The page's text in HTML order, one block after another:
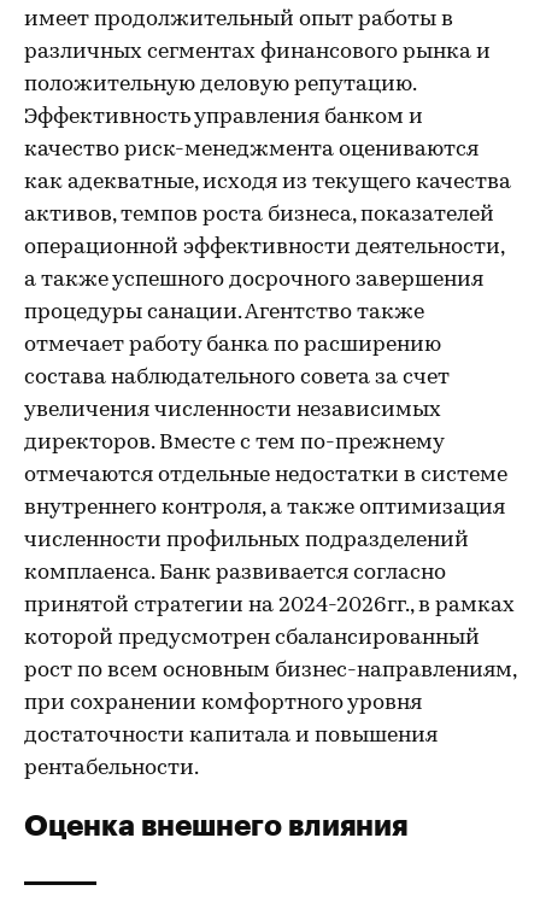
имеет продолжительный опыт работы в
различных сегментах финансового рынка и
положительную деловую репутацию.
Эффективность управления банком и
качество риск-менеджмента оцениваются
как адекватные, исходя из текущего качества
активов, темпов роста бизнеса, показателей
операционной эффективности деятельности,
а также успешного досрочного завершения
процедуры санации. Агентство также
отмечает работу банка по расширению
состава наблюдательного совета за счет
увеличения численности независимых
директоров. Вместе с тем по-прежнему
отмечаются отдельные недостатки в системе
внутреннего контроля, а также оптимизация
численности профильных подразделений
комплаенса. Банк развивается согласно
принятой стратегии на 2024-2026гг., в рамках
которой предусмотрен сбалансированный
рост по всем основным бизнес-направлениям,
при сохранении комфортного уровня
достаточности капитала и повышения
рентабельности.
Оценка внешнего влияния